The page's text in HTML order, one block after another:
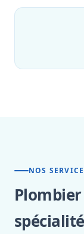
NOS